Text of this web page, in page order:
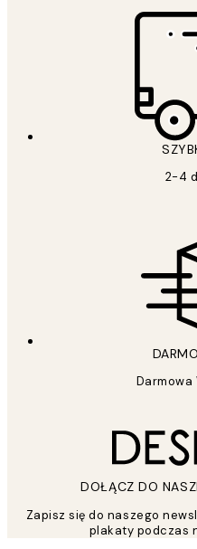
2-4
Darmowa
DOŁĄCZ DO
Zapisz się do naszego
plakaty podczas